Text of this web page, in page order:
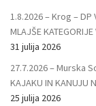
1.8.2026 – Krog – DP
MLAJŠE KATEGORIJE
31 julija 2026
27.7.2026 – Murska
KAJAKU IN KANUJU
25 julija 2026